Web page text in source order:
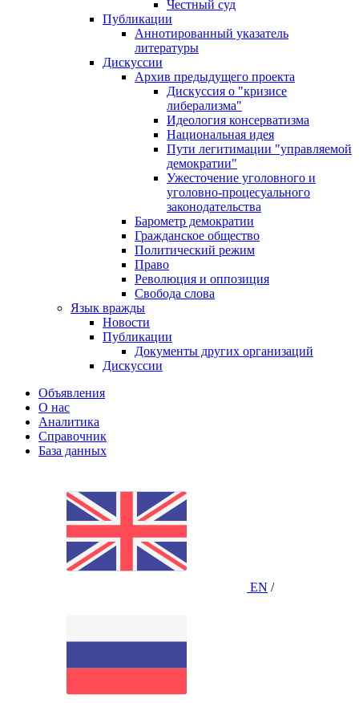
Честный суд
Публикации
Аннотированный указатель
литературы
Дискуссии
Архив предыдущего проекта
Дискуссия о "кризисе
либерализма"
Идеология консерватизма
Национальная идея
Пути легитимации "управляемой
демократии"
Ужесточение уголовного и
уголовно-процесуального
законодательства
Барометр демократии
Гражданское общество
Политический режим
Право
Революция и оппозиция
Свобода слова
Язык вражды
Новости
Публикации
Документы других организаций
Дискуссии
Объявления
О нас
Аналитика
Справочник
База данных
EN /